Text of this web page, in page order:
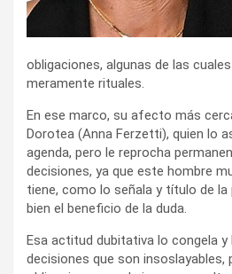
obligaciones, algunas de las
meramente rituales.
En ese marco, su afecto más
Dorotea (Anna Ferzetti), quien lo
agenda, pero le reprocha
decisiones, ya que este hombre
tiene, como lo señala y título de la
bien el beneficio de la duda.
Esa actitud dubitativa lo congela
decisiones que son insoslayables,